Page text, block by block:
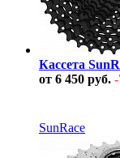
Кассета
от 6 450 руб.
SunRace